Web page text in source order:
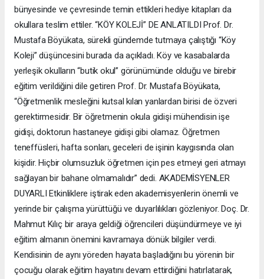
bünyesinde ve çevresinde temin ettikleri hediye kitapları da
okullara teslim ettiler. “KÖY KOLEJİ” DE ANLATILDI Prof. Dr.
Mustafa Böyükata, sürekli gündemde tutmaya çalıştığı “Köy
Koleji” düşüncesini burada da açıkladı. Köy ve kasabalarda
yerleşik okulların “butik okul” görünümünde olduğu ve birebir
eğitim verildiğini dile getiren Prof. Dr. Mustafa Böyükata,
“Öğretmenlik mesleğini kutsal kılan yanlardan birisi de özveri
gerektirmesidir. Bir öğretmenin okula gidişi mühendisin işe
gidişi, doktorun hastaneye gidişi gibi olamaz. Öğretmen
teneffüsleri, hafta sonları, geceleri de işinin kaygısında olan
kişidir. Hiçbir olumsuzluk öğretmen için pes etmeyi geri atmayı
sağlayan bir bahane olmamalıdır” dedi. AKADEMİSYENLER
DUYARLI Etkinliklere iştirak eden akademisyenlerin önemli ve
yerinde bir çalışma yürüttüğü ve duyarlılıkları gözleniyor. Doç. Dr.
Mahmut Kılıç bir araya geldiği öğrencileri düşündürmeye ve iyi
eğitim almanın önemini kavramaya dönük bilgiler verdi.
Kendisinin de aynı yöreden hayata başladığını bu yörenin bir
çocuğu olarak eğitim hayatını devam ettirdiğini hatırlatarak,